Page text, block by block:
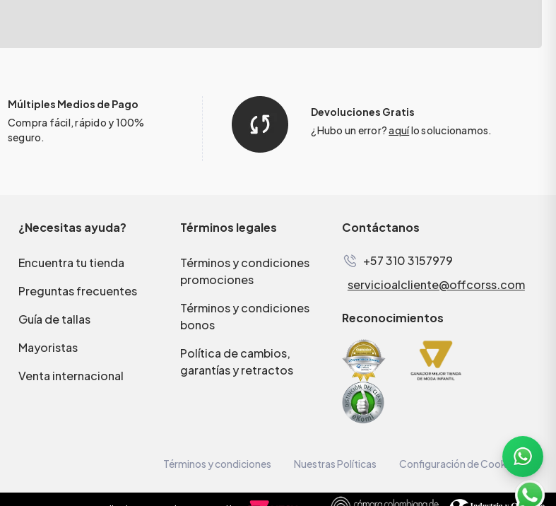
Múltiples Medios de Pago
Compra fácil, rápido y 100%
seguro.
Devoluciones Gratis
¿Hubo un error?aquílo solucionamos.
¿Necesitas ayuda?
Encuentra tu tienda
Preguntas frecuentes
Guía de tallas
Mayoristas
Venta internacional
Términos legales
Términos y condiciones
promociones
Términos y condiciones
bonos
Política de cambios,
garantías y retractos
Contáctanos
+57 310 3157979
servicioalcliente@offcorss.com
Reconocimientos
Términos y condiciones Nuestras Políticas Configuración de Cookies